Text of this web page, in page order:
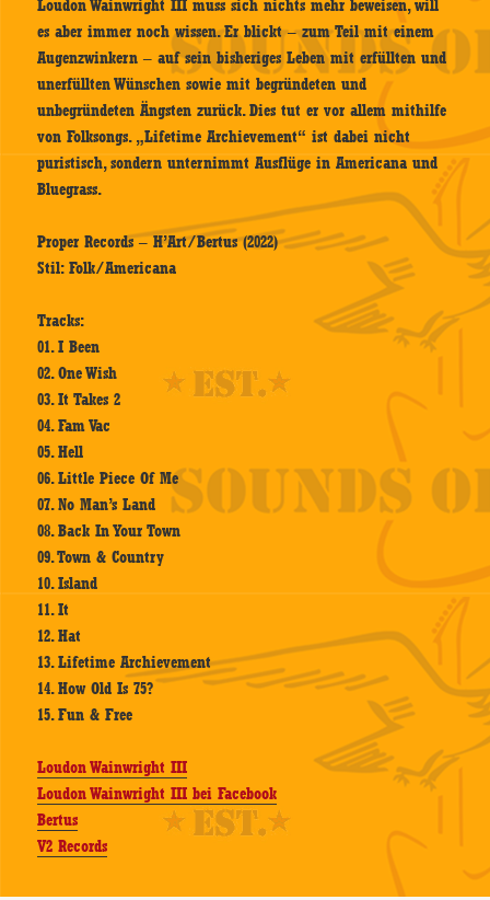
Loudon Wainwright III muss sich nichts mehr beweisen, will
es aber immer noch wissen. Er blickt – zum Teil mit einem
Augenzwinkern – auf sein bisheriges Leben mit erfüllten und
unerfüllten Wünschen sowie mit begründeten und
unbegründeten Ängsten zurück. Dies tut er vor allem mithilfe
von Folksongs. „Lifetime Archievement“ ist dabei nicht
puristisch, sondern unternimmt Ausflüge in Americana und
Bluegrass.
Proper Records – H’Art/Bertus (2022)
Stil: Folk/Americana
Tracks:
01. I Been
02. One Wish
03. It Takes 2
04. Fam Vac
05. Hell
06. Little Piece Of Me
07. No Man’s Land
08. Back In Your Town
09. Town & Country
10. Island
11. It
12. Hat
13. Lifetime Archievement
14. How Old Is 75?
15. Fun & Free
Loudon Wainwright III
Loudon Wainwright III bei Facebook
Bertus
V2 Records